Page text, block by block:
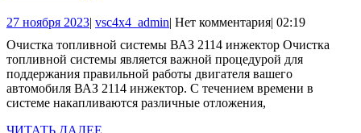
системы
ВАЗ
2114
инжектор
27 ноября 202327
2023
| vsc4x4_adminvsc4x4_admin
| Нет комментария| 02:19
Очистка топливной системы ВАЗ 2114 инжектор Очистка
топливной системы является важной процедурой для
поддержания правильной работы двигателя вашего
автомобиля ВАЗ 2114 инжектор. С течением времени в
системе накапливаются различные отложения,